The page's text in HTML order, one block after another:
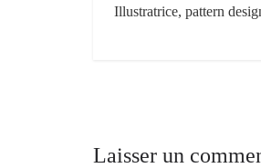
Illustratrice, pattern
Laisser un